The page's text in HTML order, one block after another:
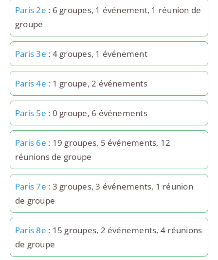
Paris 2e : 6 groupes, 1 événement, 1 réunion de
groupe
Paris 3e : 4 groupes, 1 événement
Paris 4e : 1 groupe, 2 événements
Paris 5e : 0 groupe, 6 événements
Paris 6e : 19 groupes, 5 événements, 12
réunions de groupe
Paris 7e : 3 groupes, 3 événements, 1 réunion
de groupe
Paris 8e : 15 groupes, 2 événements, 4 réunions
de groupe